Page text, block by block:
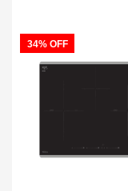
34% OFF